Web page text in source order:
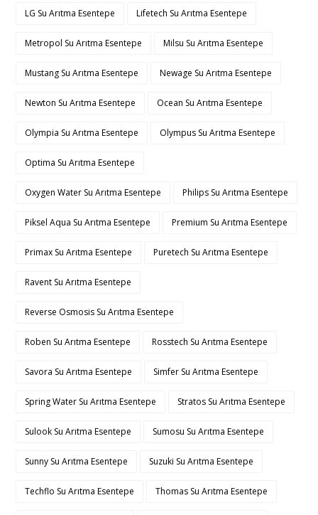
LG Su Arıtma Esentepe Lifetech Su Arıtma Esentepe
Metropol Su Arıtma Esentepe Milsu Su Arıtma Esentepe
Mustang Su Arıtma Esentepe Newage Su Arıtma Esentepe
Newton Su Arıtma Esentepe Ocean Su Arıtma Esentepe
Olympia Su Arıtma Esentepe Olympus Su Arıtma Esentepe
Optima Su Arıtma Esentepe
Oxygen Water Su Arıtma Esentepe Philips Su Arıtma Esentepe
Piksel Aqua Su Arıtma Esentepe Premium Su Arıtma Esentepe
Primax Su Arıtma Esentepe Puretech Su Arıtma Esentepe
Ravent Su Arıtma Esentepe
Reverse Osmosis Su Arıtma Esentepe
Roben Su Arıtma Esentepe Rosstech Su Arıtma Esentepe
Savora Su Arıtma Esentepe Simfer Su Arıtma Esentepe
Spring Water Su Arıtma Esentepe Stratos Su Arıtma Esentepe
Sulook Su Arıtma Esentepe Sumosu Su Arıtma Esentepe
Sunny Su Arıtma Esentepe Suzuki Su Arıtma Esentepe
Techflo Su Arıtma Esentepe Thomas Su Arıtma Esentepe